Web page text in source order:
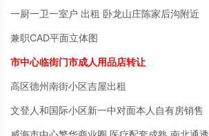
一厨一卫一室户 出租 卧龙山庄陈家后沟附近
兼职CAD平面立体图
市中心临街门市成人用品店转让
高区德州南街小区吉屋出租
文登人和国际小区新一中对面本人自有房销售